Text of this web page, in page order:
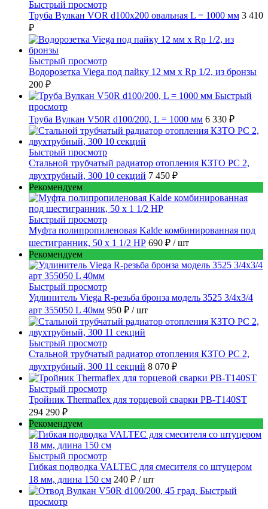
Быстрый просмотр
Труба Вулкан VOR d100x200 овальная L = 1000 мм 3 410
₽
Быстрый просмотр
Водорозетка Viega под пайку 12 мм х Rp 1/2, из бронзы
200 ₽
Быстрый
просмотр
Труба Вулкан V50R d100/200, L = 1000 мм 6 330 ₽
Быстрый просмотр
Стальной трубчатый радиатор отопления КЗТО РС 2,
двухтрубный, 300 10 секций 7 450 ₽
Рекомендуем
Быстрый просмотр
Муфта полипропиленовая Kalde комбинированная под
шестигранник, 50 x 1 1/2 НР 690 ₽ / шт
Рекомендуем
Быстрый просмотр
Удлинитель Viega R-резьба бронза модель 3525 3/4x3/4
арт 355050 L 40мм 950 ₽ / шт
Быстрый просмотр
Стальной трубчатый радиатор отопления КЗТО РС 2,
двухтрубный, 300 11 секций 8 070 ₽
Быстрый просмотр
Тройник Thermaflex для торцевой сварки PB-T140ST
294 290 ₽
Рекомендуем
Быстрый просмотр
Гибкая подводка VALTEC для смесителя со штуцером
18 мм, длина 150 см 240 ₽ / шт
Быстрый
просмотр